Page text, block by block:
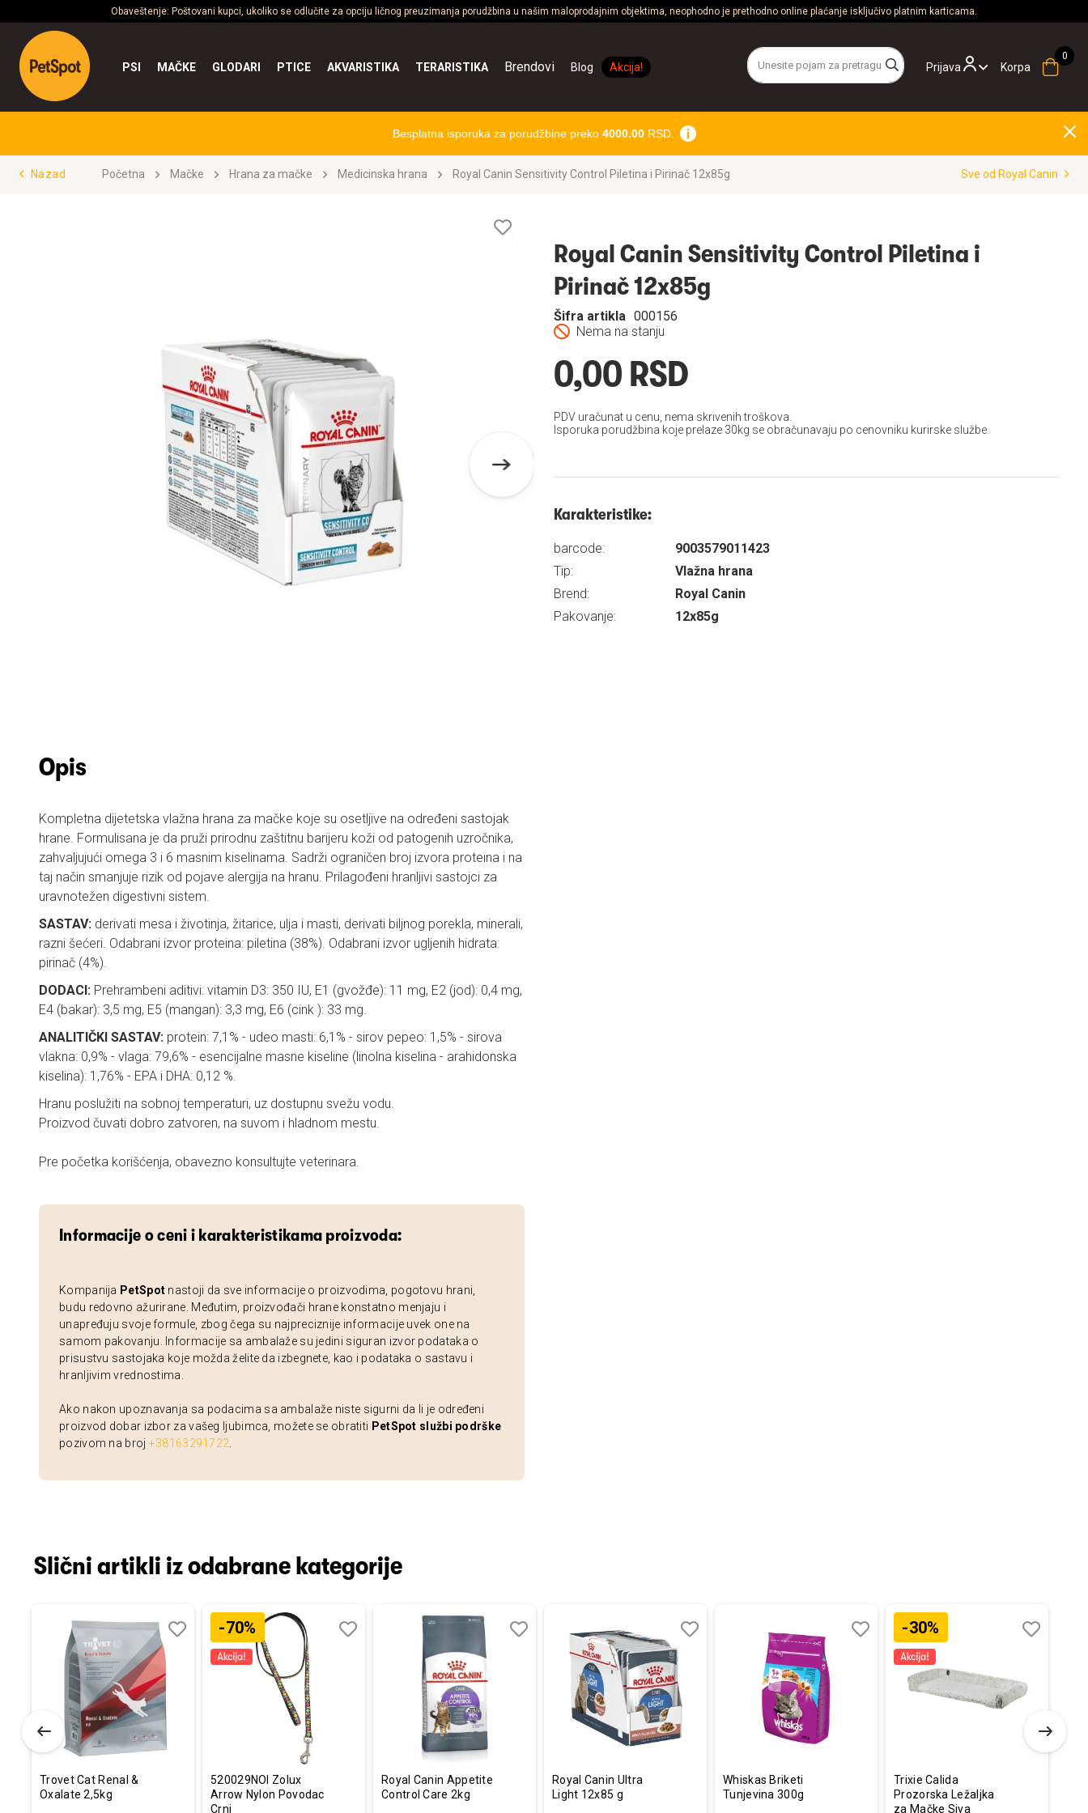
Obaveštenje: Poštovani kupci, ukoliko se odlučite za opciju ličnog preuzimanja porudžbina u našim maloprodajnim objektima, neophodno je prethodno online plaćanje isključivo platnim karticama.
Prijava
PSI MAČKE GLODARI PTICE AKVARISTIKA TERARISTIKA Brendovi Blog Akcija! Korpa
Besplatna isporuka za porudžbine preko 4000.00RSD.
Nazad Početna Mačke Hrana za mačke Medicinska hrana Royal Canin Sensitivity Control Piletina i Pirinač 12x85g Sve od Royal Canin
Opis
Kompletna dijetetska vlažna hrana za mačke koje su osetljive na određeni sastojak
hrane. Formulisana je da pruži prirodnu zaštitnu barijeru koži od patogenih uzročnika,
zahvaljujući omega 3 i 6 masnim kiselinama. Sadrži ograničen broj izvora proteina i na
taj način smanjuje rizik od pojave alergija na hranu. Prilagođeni hranljivi sastojci za
uravnotežen digestivni sistem.
SASTAV: derivati mesa i životinja, žitarice, ulja i masti, derivati biljnog porekla, minerali,
razni šećeri. Odabrani izvor proteina: piletina (38%). Odabrani izvor ugljenih hidrata:
pirinač (4%).
DODACI: Prehrambeni aditivi: vitamin D3: 350 IU, E1 (gvožđe): 11 mg, E2 (jod): 0,4 mg,
E4 (bakar): 3,5 mg, E5 (mangan): 3,3 mg, E6 (cink ): 33 mg.
ANALITIČKI SASTAV: protein: 7,1% - udeo masti: 6,1% - sirov pepeo: 1,5% - sirova
vlakna: 0,9% - vlaga: 79,6% - esencijalne masne kiseline (linolna kiselina - arahidonska
kiselina): 1,76% - EPA i DHA: 0,12 %.
Hranu poslužiti na sobnoj temperaturi, uz dostupnu svežu vodu.
Proizvod čuvati dobro zatvoren, na suvom i hladnom mestu.
Pre početka korišćenja, obavezno konsultujte veterinara.
Informacije o ceni i karakteristikama proizvoda:
Kompanija PetSpot nastoji da sve informacije o proizvodima, pogotovu hrani,
budu redovno ažurirane. Međutim, proizvođači hrane konstatno menjaju i
unapređuju svoje formule, zbog čega su najpreciznije informacije uvek one na
samom pakovanju. Informacije sa ambalaže su jedini siguran izvor podataka o
prisustvu sastojaka koje možda želite da izbegnete, kao i podataka o sastavu i
hranljivim vrednostima.
Ako nakon upoznavanja sa podacima sa ambalaže niste sigurni da li je određeni
proizvod dobar izbor za vašeg ljubimca, možete se obratiti PetSpot službi podrške
pozivom na broj +38163291722
želja
Royal Canin Sensitivity Control Piletina i
Pirinač 12x85g
Nema na stanju
Šifra artikla 000156
0,00 RSD
PDV uračunat u cenu, nema skrivenih troškova.
Isporuka porudžbina koje prelaze 30kg se obračunavaju po cenovniku kurirske službe.
Karakteristike:
barcode:
9003579011423
Tip:
Vlažna hrana
Brend:
Royal Canin
Pakovanje:
12x85g
Slični artikli iz odabrane kategorije
Trovet Cat Renal &
Oxalate 2,5kg
Uporedi
-70%
520029NOI Zolux
Arrow Nylon Povodac
Crni
Royal Canin Appetite
Control Care 2kg
Royal Canin Ultra
Light 12x85 g
Whiskas Briketi
Tunjevina 300g
Uporedi
-30%
Trixie Calida
Prozorska Ležaljka
za Mačke Siva
želja